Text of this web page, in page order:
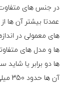
در جنس های
عمدتا بیشتر آن ها
های معمولی در
ها و مدل های
ها دو برابر یا
آن ها حدود 350 میلی لیتر حجم دارند.